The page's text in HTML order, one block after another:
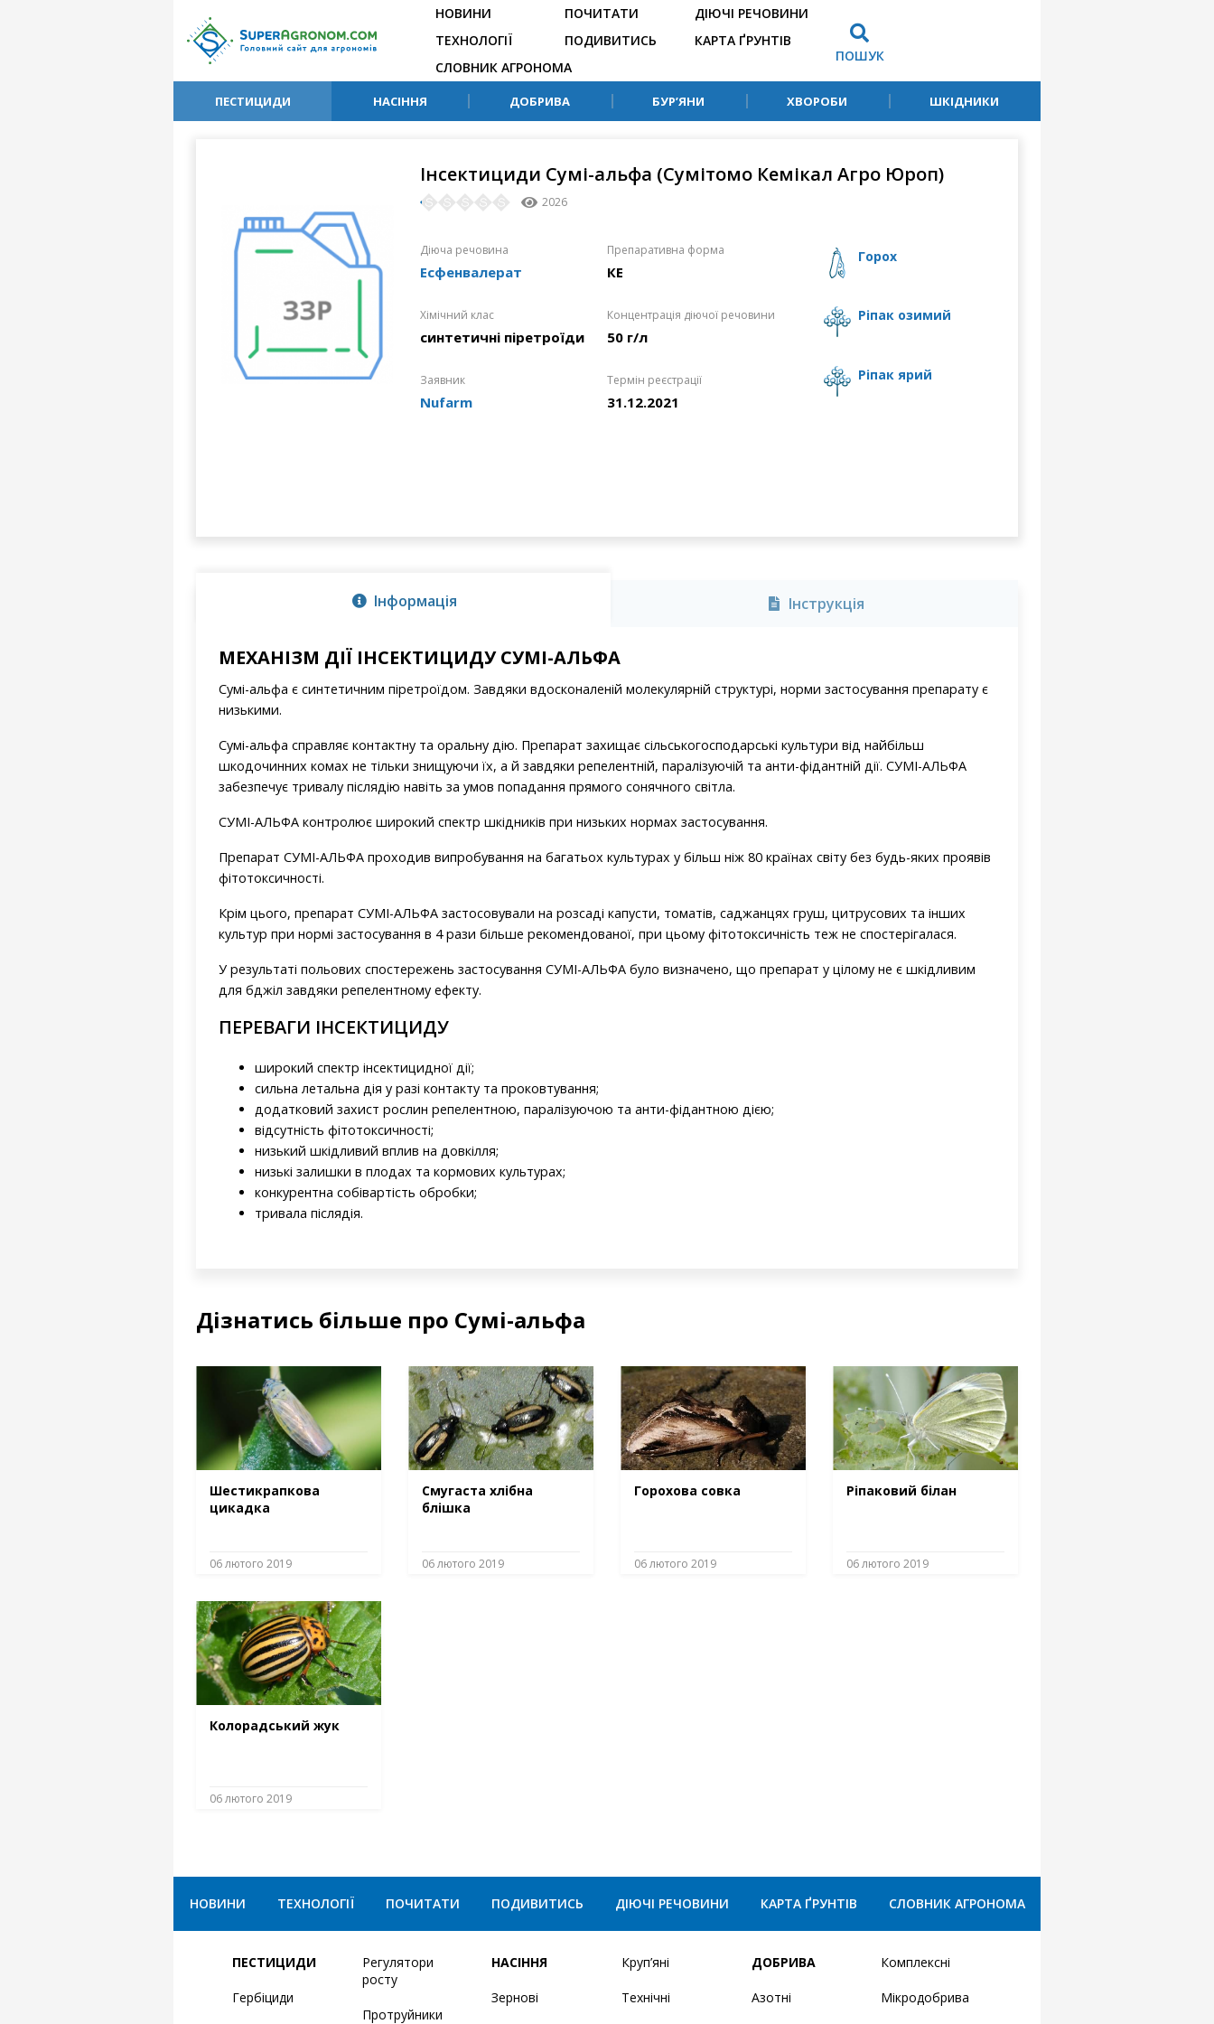
НОВИНИ
ТЕХНОЛОГІЇ
ПОЧИТАТИ
ПОДИВИТИСЬ
ДІЮЧІ РЕЧОВИНИ
КАРТА ҐРУНТІВ
СЛОВНИК АГРОНОМА
ПОШУК
ПЕСТИЦИДИ НАСІННЯ ДОБРИВА БУР’ЯНИ ХВОРОБИ ШКІДНИКИ
Інсектициди Сумі-альфа (Сумітомо Кемікал Агро Юроп)
2026
Діюча речовина
Есфенвалерат
Препаративна форма
КЕ
Хімічний клас
синтетичні піретроїди
Концентрація діючої речовини
50 г/л
Заявник
Nufarm
Термін реєстрації
31.12.2021
горох
ріпак озимий
ріпак ярий
Інформація Інструкція
МЕХАНІЗМ ДІЇ ІНСЕКТИЦИДУ СУМІ-АЛЬФА
Сумі-альфа є синтетичним піретроїдом. Завдяки вдосконаленій молекулярній структурі, норми застосування препарату є
низькими.
Сумі-альфа справляє контактну та оральну дію. Препарат захищає сільськогосподарські культури від найбільш
шкодочинних комах не тільки знищуючи їх, а й завдяки репелентній, паралізуючій та анти-фідантній дії. СУМІ-АЛЬФА
забезпечує тривалу післядію навіть за умов попадання прямого сонячного світла.
СУМІ-АЛЬФА контролює широкий спектр шкідників при низьких нормах застосування.
Препарат СУМІ-АЛЬФА проходив випробування на багатьох культурах у більш ніж 80 країнах світу без будь-яких проявів
фітотоксичності.
Крім цього, препарат СУМІ-АЛЬФА застосовували на розсаді капусти, томатів, саджанцях груш, цитрусових та інших
культур при нормі застосування в 4 рази більше рекомендованої, при цьому фітотоксичність теж не спостерігалася.
У результаті польових спостережень застосування СУМІ-АЛЬФА було визначено, що препарат у цілому не є шкідливим
для бджіл завдяки репелентному ефекту.
ПЕРЕВАГИ ІНСЕКТИЦИДУ
широкий спектр інсектицидної дії;
сильна летальна дія у разі контакту та проковтування;
додатковий захист рослин репелентною, паралізуючою та анти-фідантною дією;
відсутність фітотоксичності;
низький шкідливий вплив на довкілля;
низькі залишки в плодах та кормових культурах;
конкурентна собівартість обробки;
тривала післядія.
Дізнатись більше про Сумі-альфа
Шестикрапкова
цикадка
06 лютого 2019
Смугаста хлібна
блішка
06 лютого 2019
Горохова совка
06 лютого 2019
Ріпаковий білан
06 лютого 2019
Колорадський жук
06 лютого 2019
НОВИНИ ТЕХНОЛОГІЇ ПОЧИТАТИ ПОДИВИТИСЬ ДІЮЧІ РЕЧОВИНИ КАРТА ҐРУНТІВ СЛОВНИК АГРОНОМА
ПЕСТИЦИДИ
Гербіциди
Регулятори
росту
Протруйники
НАСІННЯ
Зернові
Круп’яні
Технічні
ДОБРИВА
Азотні
Комплексні
Мікродобрива